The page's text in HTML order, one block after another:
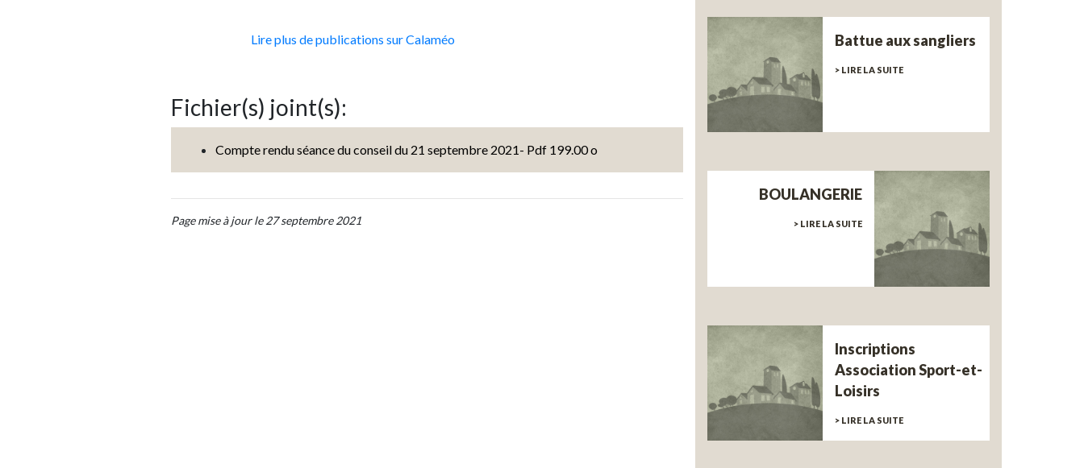
Lire plus de publications sur Calaméo
Fichier(s) joint(s):
Compte rendu séance du conseil du 21 septembre 2021- Pdf 199.00 o
Page mise à jour le 27 septembre 2021
Battue aux sangliers
> LIRE LA SUITE
BOULANGERIE
> LIRE LA SUITE
Inscriptions
Association Sport-et-
Loisirs
> LIRE LA SUITE